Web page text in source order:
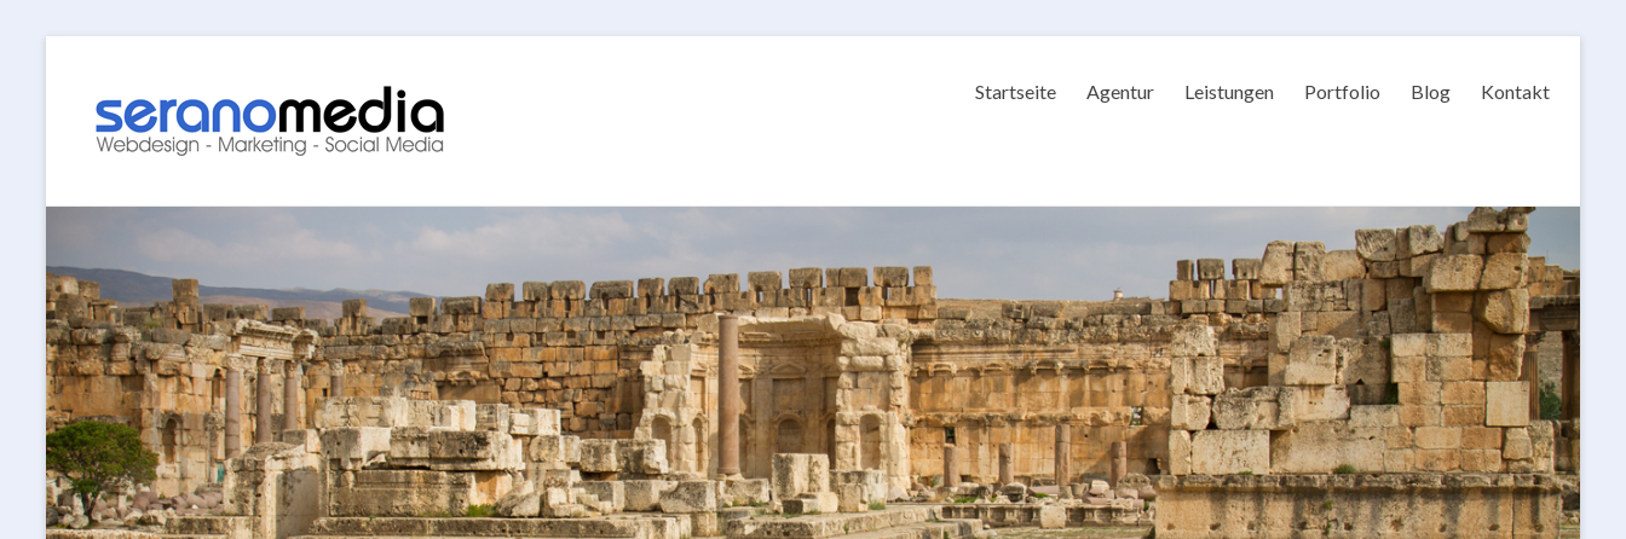
Startseite Agentur Leistungen Portfolio Blog Kontakt